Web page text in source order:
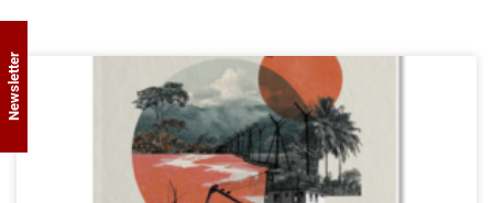
Newsletter